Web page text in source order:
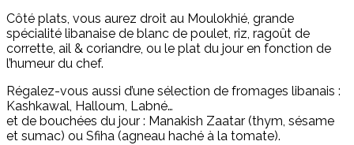
Côté plats, vous aurez droit au Moulokhié, grande
spécialité libanaise de blanc de poulet, riz, ragoût de
corrette, ail & coriandre, ou le plat du jour en fonction de
l’humeur du chef.
Régalez-vous aussi d’une sélection de fromages libanais :
Kashkawal, Halloum, Labné…
et de bouchées du jour : Manakish Zaatar (thym, sésame
et sumac) ou Sfiha (agneau haché à la tomate).